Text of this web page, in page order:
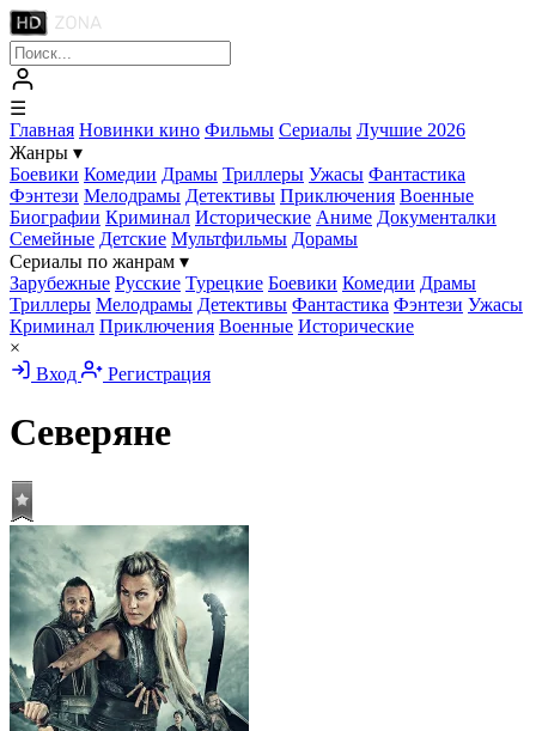
☰
Главная Новинки кино Фильмы Сериалы Лучшие 2026
Жанры ▾
Боевики Комедии Драмы Триллеры Ужасы Фантастика
Фэнтези Мелодрамы Детективы Приключения Военные
Биографии Криминал Исторические Аниме Документалки
Семейные Детские Мультфильмы Дорамы
Сериалы по жанрам ▾
Зарубежные Русские Турецкие Боевики Комедии Драмы
Триллеры Мелодрамы Детективы Фантастика Фэнтези Ужасы
Криминал Приключения Военные Исторические
×
Вход
Регистрация
Северяне